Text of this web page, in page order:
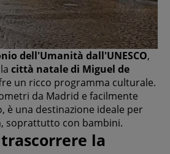
dell'Umanità dall'UNESCO,
città natale di Miguel de
un ricco programma culturale.
da Madrid e facilmente
è una destinazione ideale per
soprattutto con bambini.
la